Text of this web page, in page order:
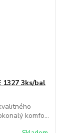
1327 3ks/bal
komfo...